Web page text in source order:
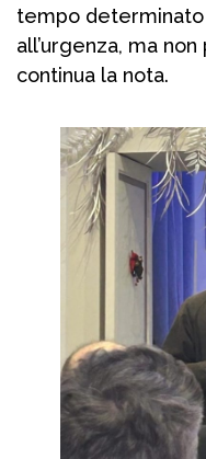
tempo
all’urgenza, ma
continua la nota.